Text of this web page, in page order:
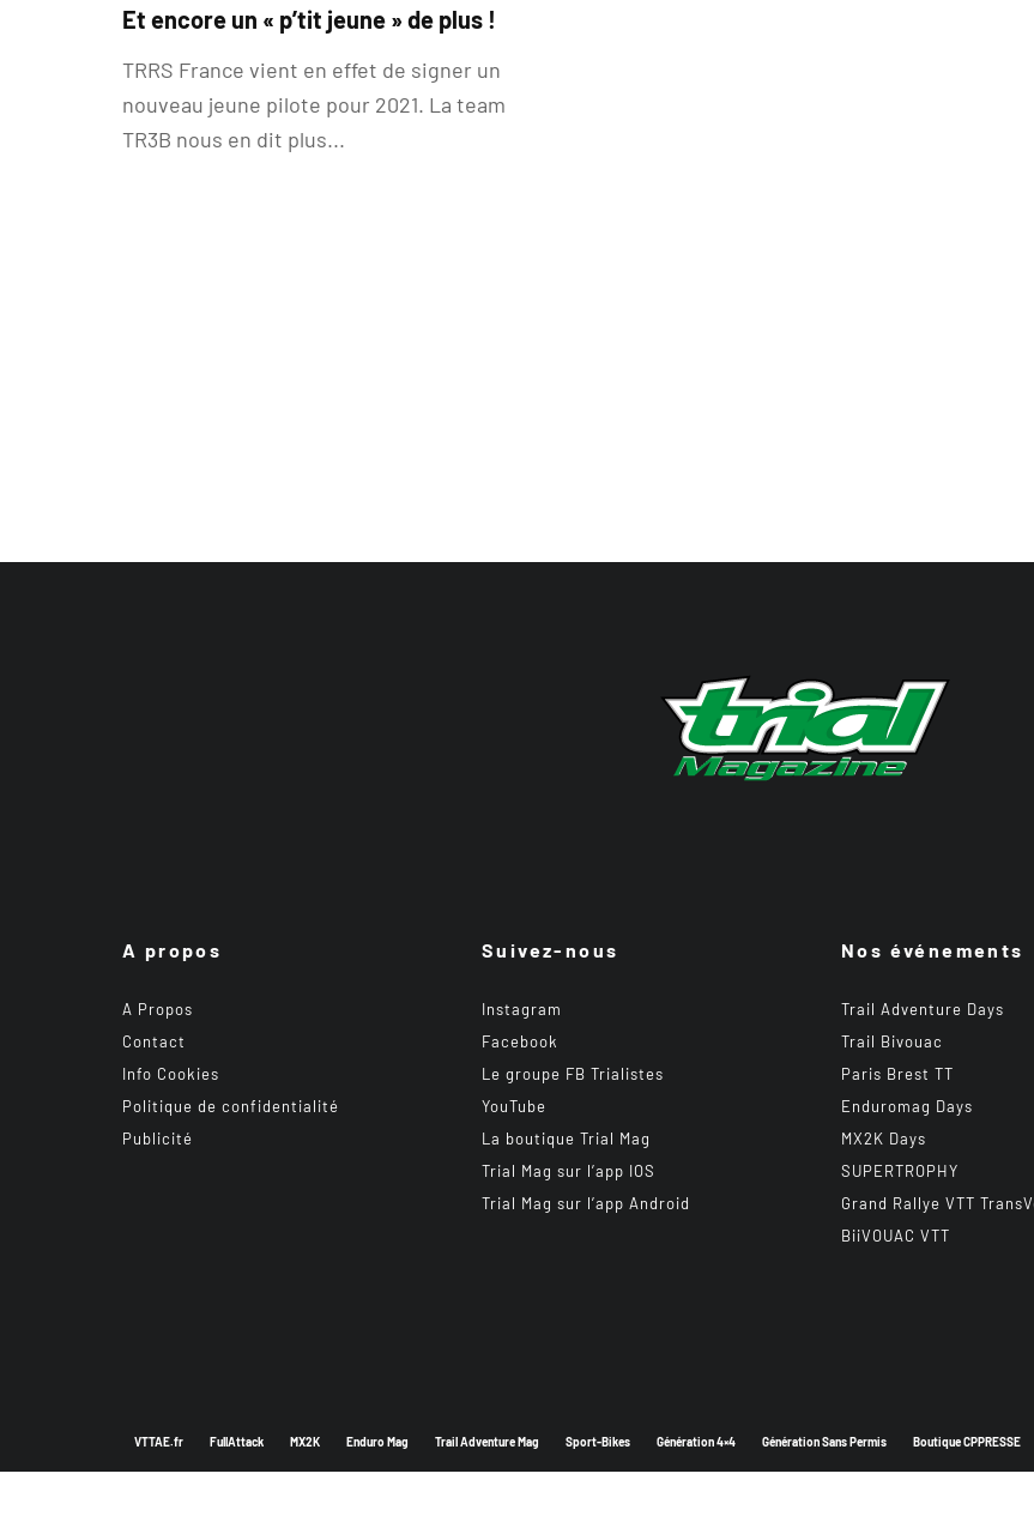
Et encore un « p’tit jeune » de plus !
TRRS France vient en effet de signer un
nouveau jeune pilote pour 2021. La team
TR3B nous en dit plus...
A propos
A Propos
Contact
Info Cookies
Politique de confidentialité
Publicité
Suivez-nous
Instagram
Facebook
Le groupe FB Trialistes
YouTube
La boutique Trial Mag
Trial Mag sur l’app IOS
Trial Mag sur l’app Android
Nos événements
Trail Adventure Days
Trail Bivouac
Paris Brest TT
Enduromag Days
MX2K Days
SUPERTROPHY
Grand Rallye VTT
BiiVOUAC VTT
VTTAE.fr FullAttack MX2K Enduro Mag Trail Adventure Mag Sport-Bikes Génération 4×4 Génération Sans Permis Boutique CPPRESSE